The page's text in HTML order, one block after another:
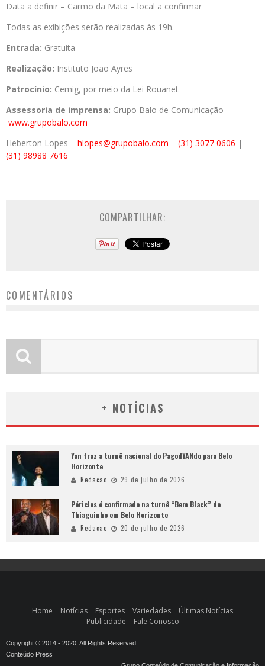
Data a definir – Carmo da Mata – local a confirmar
Todas as exibições serão realizadas às 19h.
Entrada: Gratuita
Realização: Instituto João Ayres
Patrocínio: Cemig, por meio da Lei Rouanet
Assessoria de imprensa: Grupo Balo de Comunicação –
www.grupobalo.com
Heberton Lopes – hlopes@grupobalo.com – (31) 3077 0606 |
(31) 98988 7616
COMPARTILHAR:
COMENTÁRIOS
+ NOTÍCIAS
Yan traz a turnê nacional do PagodYANdo para Belo
Horizonte
Redacao 29 de julho de 2026
Péricles é confirmado na turnê “Bem Black” de
Thiaguinho em Belo Horizonte
Redacao 20 de julho de 2026
Home Notícias Esportes Variedades
Últimas Notícias
Publicidade
Fale Conosco
Copyright © 2014 - 2020. All Rights Reserved.
Conteúdo Press